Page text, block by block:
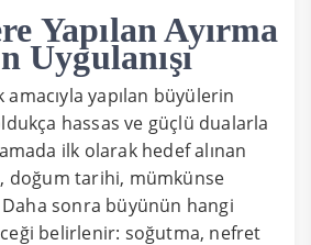
Yapılan Ayırma
Uygulanışı
amacıyla yapılan büyülerin
hassas ve güçlü dualarla
ilk olarak hedef alınan
doğum tarihi, mümkünse
sonra büyünün hangi
belirlenir: soğutma, nefret